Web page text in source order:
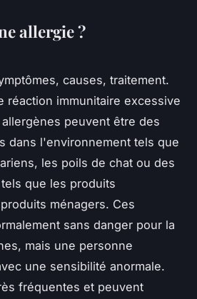
allergie ?
causes, traitement.
réaction immunitaire excessive
peuvent être des
dans l'environnement tels que
les poils de chat ou des
que les produits
ménagers. Ces
sans danger pour la
mais une personne
une sensibilité anormale.
fréquentes et peuvent